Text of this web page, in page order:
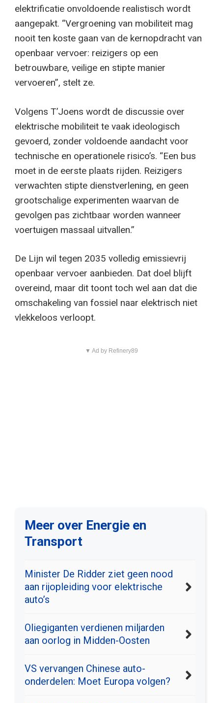
elektrificatie onvoldoende realistisch wordt
aangepakt. “Vergroening van mobiliteit mag
nooit ten koste gaan van de kernopdracht van
openbaar vervoer: reizigers op een
betrouwbare, veilige en stipte manier
vervoeren”, stelt ze.
Volgens T’Joens wordt de discussie over
elektrische mobiliteit te vaak ideologisch
gevoerd, zonder voldoende aandacht voor
technische en operationele risico’s. “Een bus
moet in de eerste plaats rijden. Reizigers
verwachten stipte dienstverlening, en geen
grootschalige experimenten waarvan de
gevolgen pas zichtbaar worden wanneer
voertuigen massaal uitvallen.”
De Lijn wil tegen 2035 volledig emissievrij
openbaar vervoer aanbieden. Dat doel blijft
overeind, maar dit toont toch wel aan dat die
omschakeling van fossiel naar elektrisch niet
vlekkeloos verloopt.
▼ Ad by Refinery89
Meer over Energie en
Transport
Minister De Ridder ziet geen nood
aan rijopleiding voor elektrische
auto’s
Oliegiganten verdienen miljarden
aan oorlog in Midden-Oosten
VS vervangen Chinese auto-
onderdelen: Moet Europa volgen?